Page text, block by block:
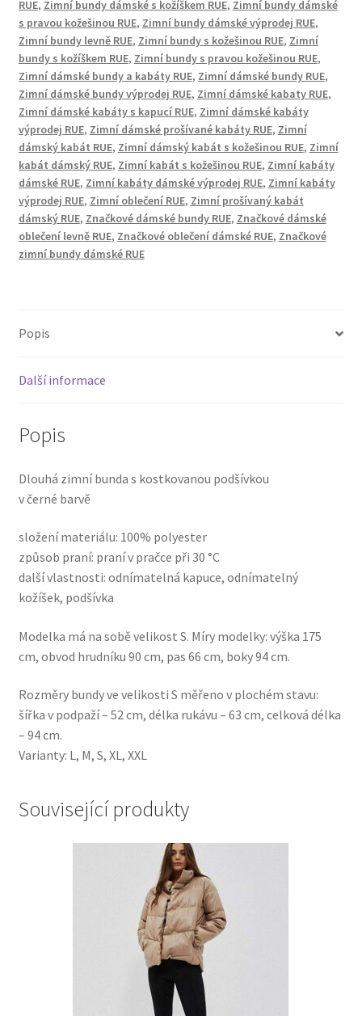
RUE, Zimní bundy dámské s kožíškem RUE, Zimní bundy dámské
s pravou kožešinou RUE, Zimní bundy dámské výprodej RUE,
Zimní bundy levně RUE, Zimní bundy s kožešinou RUE, Zimní
bundy s kožíškem RUE, Zimní bundy s pravou kožešinou RUE,
Zimní dámské bundy a kabáty RUE, Zimní dámské bundy RUE,
Zimní dámské bundy výprodej RUE, Zimní dámské kabaty RUE,
Zimní dámské kabáty s kapucí RUE, Zimní dámské kabáty
výprodej RUE, Zimní dámské prošívané kabáty RUE, Zimní
dámský kabát RUE, Zimní dámský kabát s kožešinou RUE, Zimní
kabát dámský RUE, Zimní kabát s kožešinou RUE, Zimní kabáty
dámské RUE, Zimní kabáty dámské výprodej RUE, Zimní kabáty
výprodej RUE, Zimní oblečení RUE, Zimní prošívaný kabát
dámský RUE, Značkové dámské bundy RUE, Značkové dámské
oblečení levně RUE, Značkové oblečení dámské RUE, Značkové
zimní bundy dámské RUE
Popis
Další informace
Popis
Dlouhá zimní bunda s kostkovanou podšívkou
v černé barvě
složení materiálu: 100% polyester
způsob praní: praní v pračce při 30 °C
další vlastnosti: odnímatelná kapuce, odnímatelný
kožíšek, podšívka
Modelka má na sobě velikost S. Míry modelky: výška 175
cm, obvod hrudníku 90 cm, pas 66 cm, boky 94 cm.
Rozměry bundy ve velikosti S měřeno v plochém stavu:
šířka v podpaží – 52 cm, délka rukávu – 63 cm, celková délka
– 94 cm.
Varianty: L, M, S, XL, XXL
Související produkty